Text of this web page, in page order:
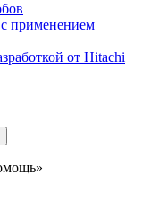
с применением
от Hitachi